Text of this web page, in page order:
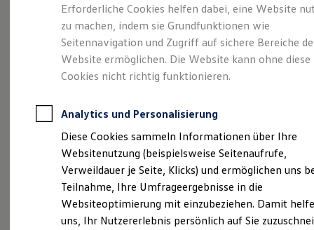
Leasing
Leasing-Angebote
Gebrauchtwagen Leasing
Junge Gebrauchtwagen-Leasing
Elektroauto Leasing
Kleinwagen-Leasing
Leasing ohne Anzahlung
Autokredit mit Schlussrate
Versicherungen und Garantien
Kfz-Versicherung
Restschuldversicherungen
Garantien
Wartungsverträge
Geschäftskunden
Professional Class bei Volkswagen
Großkunden
Behörden
Volkswagen Economy
Service Rabattaktion
Erforderliche Cookies helfen dabei, eine Website
zu machen, indem sie Grundfunktionen wie
Seitennavigation und Zugriff auf sichere Bereiche
Website ermöglichen. Die Website kann ohne diese
Cookies nicht richtig funktionieren.
Analytics und Personalisierung
Diese Cookies sammeln Informationen über Ihre
Websitenutzung (beispielsweise Seitenaufrufe,
Verweildauer je Seite, Klicks) und ermöglichen uns
Teilnahme, Ihre Umfrageergebnisse in die
Websiteoptimierung mit einzubeziehen. Damit
uns, Ihr Nutzererlebnis persönlich auf Sie